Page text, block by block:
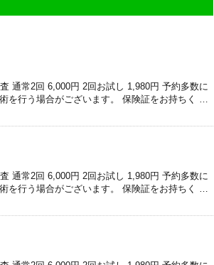
通常2回 6,000円 2回お試し 1,980円 予約多数に
を行う場合がございます。 保険証をお持ちく …
通常2回 6,000円 2回お試し 1,980円 予約多数に
を行う場合がございます。 保険証をお持ちく …